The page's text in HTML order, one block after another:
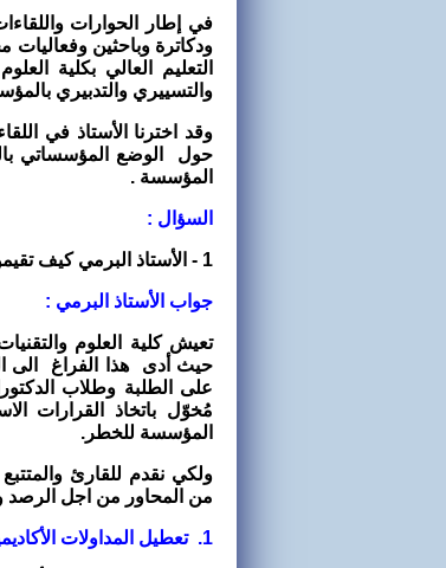
في إطار الحوارات
ودكاترة وباحثين وفعاليات
والتسييري والتدبيري
وقد اخترنا الأستاذ في
حول الوضع المؤسساتي
المؤسسة .
السؤال :
1 - الأستاذ البرمي كيف تقيمون وضع
جواب الأستاذ البرمي :
تعيش كلية العلوم
حيث أدى هذا الفراغ الى
على الطلبة وطلاب
مُخوّل باتخاذ القرارات
المؤسسة للخطر .
ولكي نقدم للقارئ
من المحاور من اجل الرصد
1. تعطيل المداولات الأكاديمية